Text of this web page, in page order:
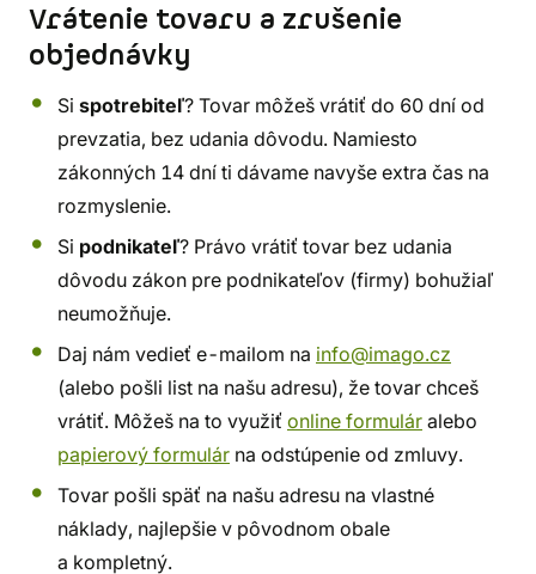
Vrátenie tovaru a zrušenie
objednávky
Si spotrebiteľ? Tovar môžeš vrátiť do 60 dní od
prevzatia, bez udania dôvodu. Namiesto
zákonných 14 dní ti dávame navyše extra čas na
rozmyslenie.
Si podnikateľ? Právo vrátiť tovar bez udania
dôvodu zákon pre podnikateľov (firmy) bohužiaľ
neumožňuje.
Daj nám vedieť e-mailom na info@imago.cz
(alebo pošli list na našu adresu), že tovar chceš
vrátiť. Môžeš na to využiť online formulár alebo
papierový formulár na odstúpenie od zmluvy.
Tovar pošli späť na našu adresu na vlastné
náklady, najlepšie v pôvodnom obale
a kompletný.